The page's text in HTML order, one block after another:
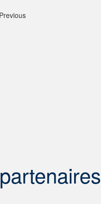
partenaires